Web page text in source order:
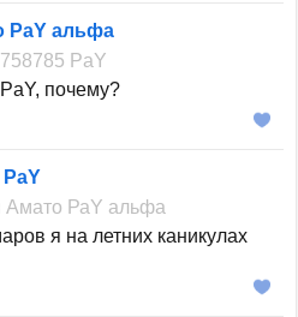
РаY альфа
PaY
почему?
Амато РаY альфа
я на летних каникулах